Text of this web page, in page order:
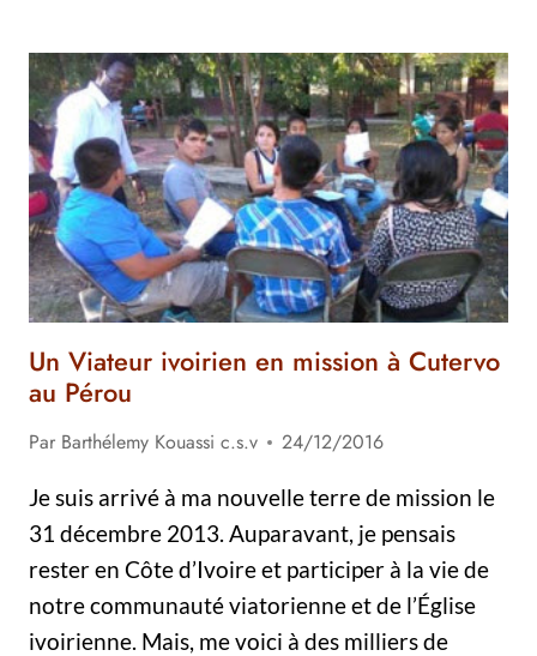
HAUT
LE
FLAMBEAU
VIATORIEN
DANS
LA
MISSION
DU
JAPON
Un Viateur ivoirien en mission à Cutervo
au Pérou
Par Barthélemy Kouassi c.s.v
24/12/2016
Je suis arrivé à ma nouvelle terre de mission le
31 décembre 2013. Auparavant, je pensais
rester en Côte d’Ivoire et participer à la vie de
notre communauté viatorienne et de l’Église
ivoirienne. Mais, me voici à des milliers de